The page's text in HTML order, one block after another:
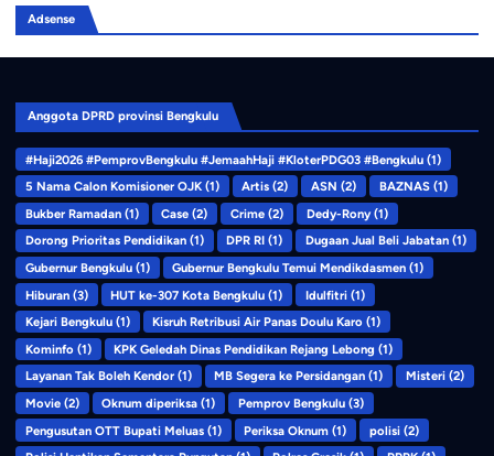
Adsense
Anggota DPRD provinsi Bengkulu
#Haji2026 #PemprovBengkulu #JemaahHaji #KloterPDG03 #Bengkulu(1)
5 Nama Calon Komisioner OJK(1) Artis (2) ASN (2) BAZNAS (1)
Bukber Ramadan(1) Case (2) Crime (2) Dedy-Rony(1)
Dorong Prioritas Pendidikan(1) DPR RI (1) Dugaan Jual Beli Jabatan (1)
Gubernur Bengkulu(1) Gubernur Bengkulu Temui Mendikdasmen (1)
Hiburan(3) HUT ke-307 Kota Bengkulu (1) Idulfitri (1)
Kejari Bengkulu(1) Kisruh Retribusi Air Panas Doulu Karo (1)
Kominfo(1) KPK Geledah Dinas Pendidikan Rejang Lebong (1)
Layanan Tak Boleh Kendor(1) MB Segera ke Persidangan (1) Misteri (2)
Movie(2) Oknum diperiksa (1) Pemprov Bengkulu (3)
Pengusutan OTT Bupati Meluas(1) Periksa Oknum (1) polisi (2)